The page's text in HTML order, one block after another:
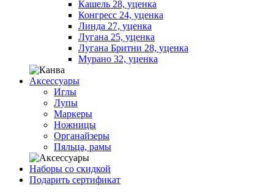
Кашель 28, уценка
Конгресс 24, уценка
Линда 27, уценка
Лугана 25, уценка
Лугана Бритни 28, уценка
Мурано 32, уценка
Аксессуары
Иглы
Лупы
Маркеры
Ножницы
Органайзеры
Пяльца, рамы
Наборы со скидкой
Подарить сертификат